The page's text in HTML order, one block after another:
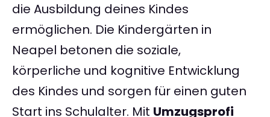
die Ausbildung deines Kindes
ermöglichen. Die Kindergärten in
Neapel betonen die soziale,
körperliche und kognitive Entwicklung
des Kindes und sorgen für einen guten
Start ins Schulalter. Mit Umzugsprofi